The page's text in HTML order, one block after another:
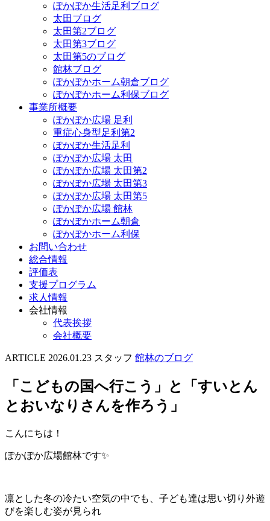
ぽかぽか生活足利ブログ
太田ブログ
太田第2ブログ
太田第3ブログ
太田第5のブログ
館林ブログ
ぽかぽかホーム朝倉ブログ
ぽかぽかホーム利保ブログ
事業所概要
ぽかぽか広場 足利
重症心身型足利第2
ぽかぽか生活足利
ぽかぽか広場 太田
ぽかぽか広場 太田第2
ぽかぽか広場 太田第3
ぽかぽか広場 太田第5
ぽかぽか広場 館林
ぽかぽかホーム朝倉
ぽかぽかホーム利保
お問い合わせ
総合情報
評価表
支援プログラム
求人情報
会社情報
代表挨拶
会社概要
ARTICLE 2026.01.23 スタッフ 館林のブログ
「こどもの国へ行こう」と「すいとん
とおいなりさんを作ろう」
こんにちは！
ぽかぽか広場館林です✨
凛とした冬の冷たい空気の中でも、子ども達は思い切り外遊
びを楽しむ姿が見られ